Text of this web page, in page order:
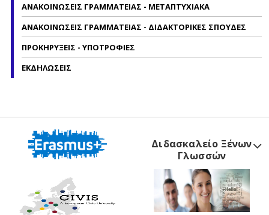
ΑΝΑΚΟΙΝΩΣΕΙΣ ΓΡΑΜΜΑΤΕΙΑΣ - ΜΕΤΑΠΤΥΧΙΑΚΑ
ΑΝΑΚΟΙΝΩΣΕΙΣ ΓΡΑΜΜΑΤΕΙΑΣ - ΔΙΔΑΚΤΟΡΙΚΕΣ ΣΠΟΥΔΕΣ
ΠΡΟΚΗΡΥΞΕΙΣ - ΥΠΟΤΡΟΦΙΕΣ
ΕΚΔΗΛΩΣΕΙΣ
Διδασκαλείο Ξένων
Γλωσσών